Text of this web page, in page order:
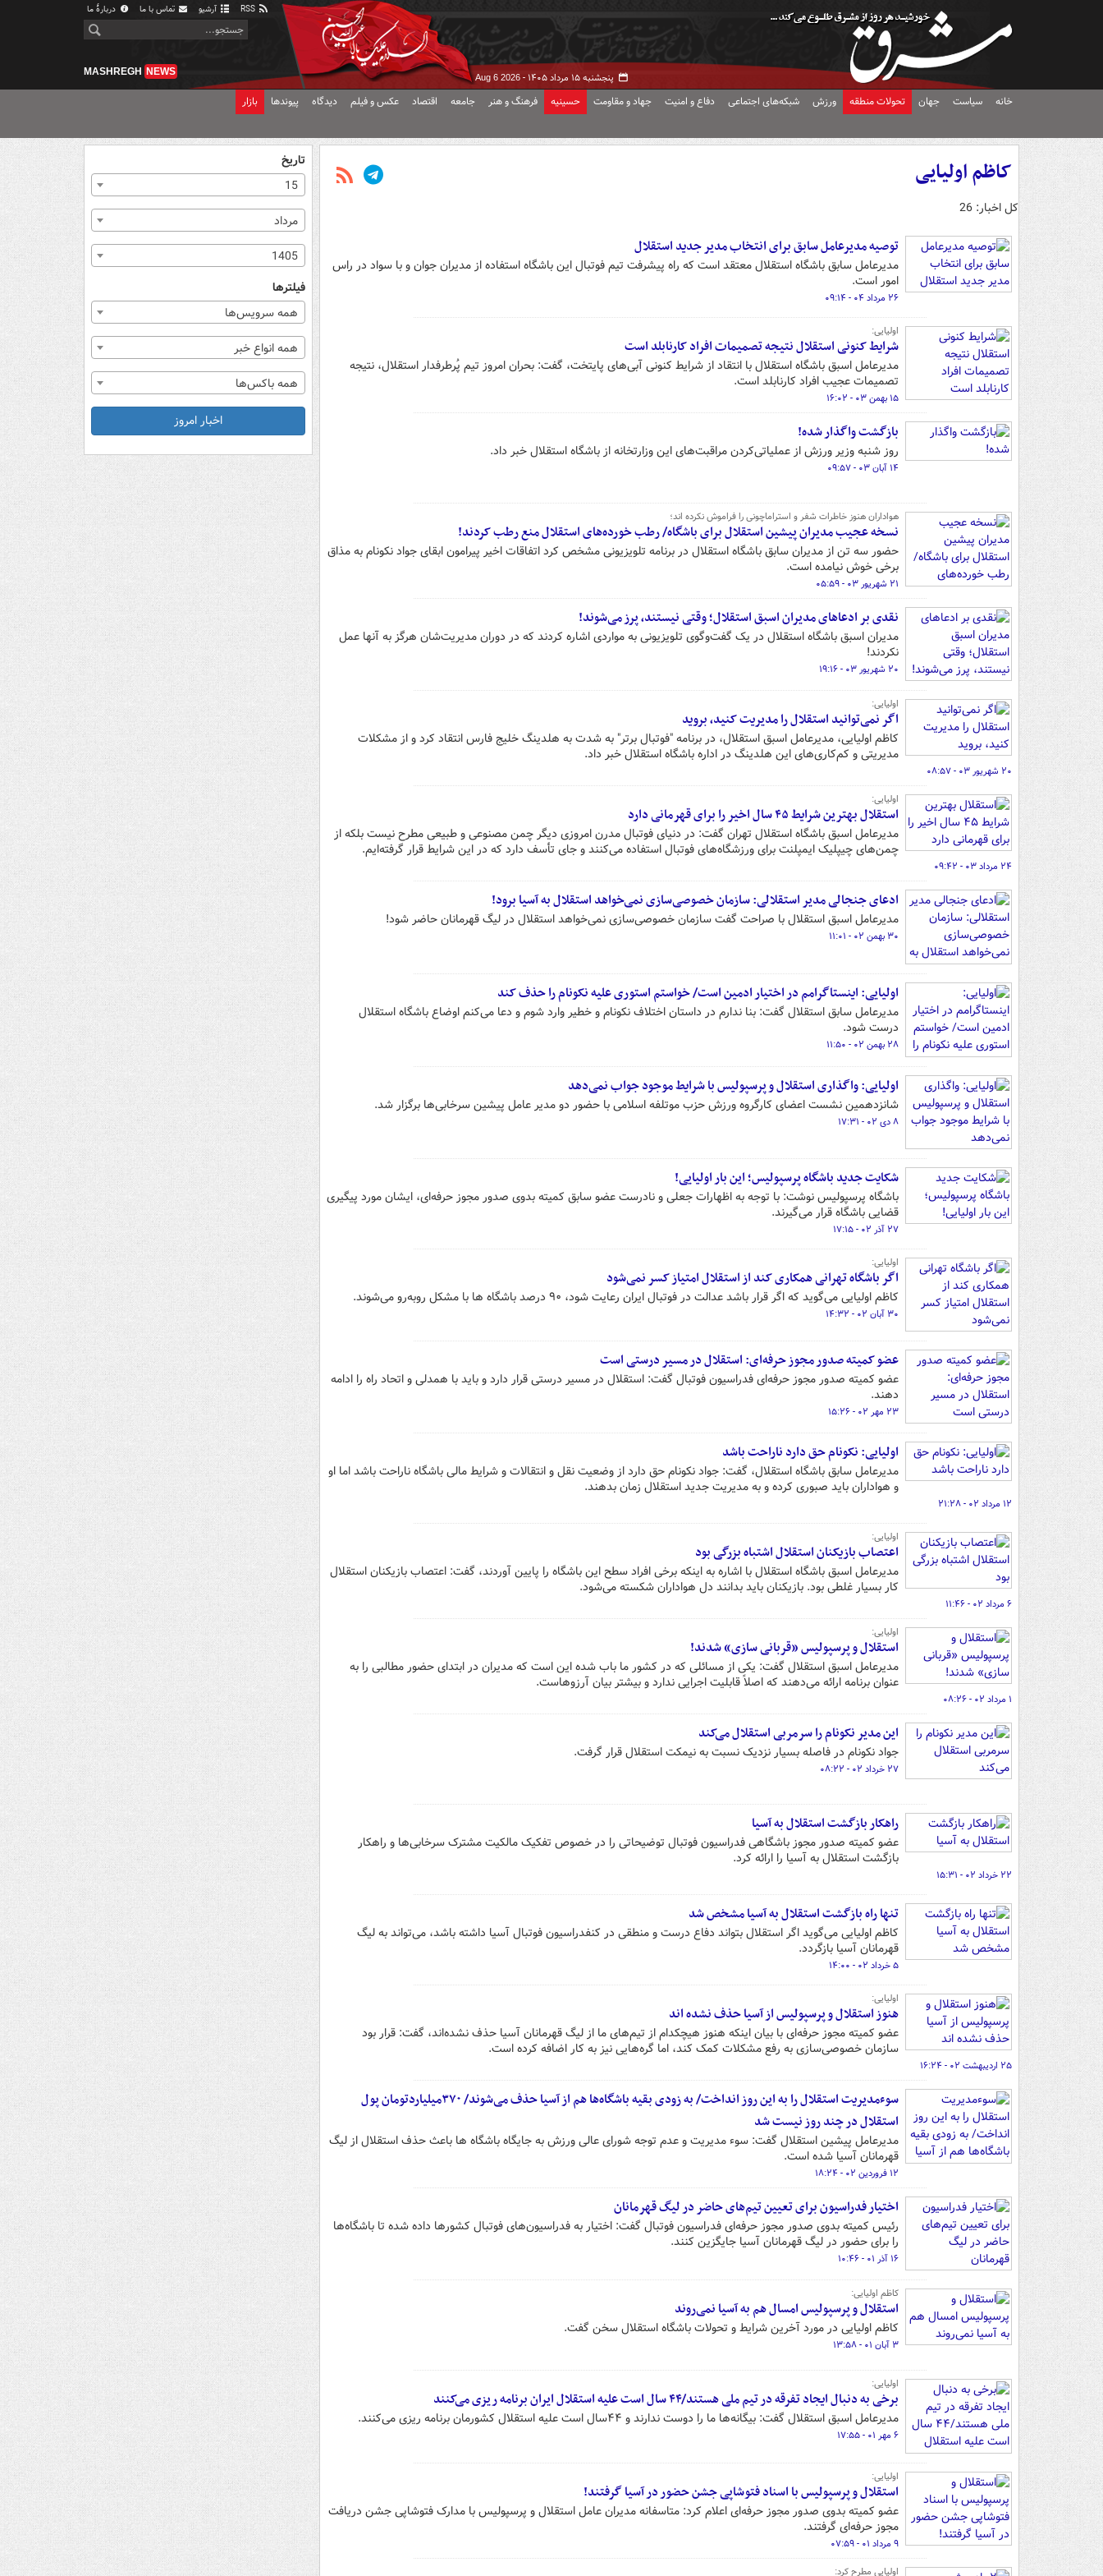
آرشیو تماس با ما دربارهٔ ما
پنجشنبه ۱۵ مرداد ۱۴۰۵ - Aug 6 2026
MASHREGH NEWS
خانه سیاست جهان تحولات منطقه ورزش شبکه‌های اجتماعی دفاع و امنیت جهاد و مقاومت حسینیه فرهنگ و هنر جامعه اقتصاد عکس و فیلم دیدگاه پیوندها بازار
کاظم اولیایی
کل اخبار: 26
توصیه مدیرعامل سابق برای انتخاب مدیر جدید استقلال
مدیرعامل سابق باشگاه استقلال معتقد است که راه پیشرفت تیم فوتبال این باشگاه استفاده از مدیران جوان و با سواد در راس
امور است.
۲۶ مرداد ۰۴ - ۰۹:۱۴
اولیایی:
شرایط کنونی استقلال نتیجه تصمیمات افراد کارنابلد است
مدیرعامل اسبق باشگاه استقلال با انتقاد از شرایط کنونی آبی‌های پایتخت، گفت: بحران امروز تیم پُرطرفدار استقلال، نتیجه
تصمیمات عجیب افراد کارنابلد است.
۱۵ بهمن ۰۳ - ۱۶:۰۲
بازگشت واگذار شده!
روز شنبه وزیر ورزش از عملیاتی‌کردن مراقبت‌های این وزارتخانه از باشگاه استقلال خبر داد.
۱۴ آبان ۰۳ - ۰۹:۵۷
هواداران هنوز خاطرات شفر و استراماچونی را فراموش نکرده اند؛
نسخه عجیب مدیران پیشین استقلال برای باشگاه/ رطب خورده‌های استقلال منع رطب کردند!
حضور سه تن از مدیران سابق باشگاه استقلال در برنامه تلویزیونی مشخص کرد اتفاقات اخیر پیرامون ابقای جواد نکونام به مذاق
برخی خوش نیامده است.
۲۱ شهریور ۰۳ - ۰۵:۵۹
نقدی بر ادعاهای مدیران اسبق استقلال؛ وقتی نیستند، پرز می‌شوند!
مدیران اسبق باشگاه استقلال در یک گفت‌وگوی تلویزیونی به مواردی اشاره کردند که در دوران مدیریت‌شان هرگز به آنها عمل
نکردند!
۲۰ شهریور ۰۳ - ۱۹:۱۶
اولیایی:
اگر نمی‌توانید استقلال را مدیریت کنید، بروید
کاظم اولیایی، مدیرعامل اسبق استقلال، در برنامه "فوتبال برتر" به شدت به هلدینگ خلیج فارس انتقاد کرد و از مشکلات
مدیریتی و کم‌کاری‌های این هلدینگ در اداره باشگاه استقلال خبر داد.
۲۰ شهریور ۰۳ - ۰۸:۵۷
اولیایی:
استقلال بهترین شرایط ۴۵ سال اخیر را برای قهرمانی دارد
مدیرعامل اسبق باشگاه استقلال تهران گفت: در دنیای فوتبال مدرن امروزی دیگر چمن مصنوعی و طبیعی مطرح نیست بلکه از
چمن‌های چیپلیک ایمپلنت برای ورزشگاه‌های فوتبال استفاده می‌کنند و جای تأسف دارد که در این شرایط قرار گرفته‌ایم.
۲۴ مرداد ۰۳ - ۰۹:۴۲
ادعای جنجالی مدیر استقلالی: سازمان خصوصی‌سازی نمی‌خواهد استقلال به آسیا برود!
مدیرعامل اسبق استقلال با صراحت گفت سازمان خصوصی‌سازی نمی‌خواهد استقلال در لیگ قهرمانان حاضر شود!
۳۰ بهمن ۰۲ - ۱۱:۰۱
اولیایی: اینستاگرامم در اختیار ادمین است/ خواستم استوری علیه نکونام را حذف کند
مدیرعامل سابق استقلال گفت: بنا ندارم در داستان اختلاف نکونام و خطیر وارد شوم و دعا می‌کنم اوضاع باشگاه استقلال
درست شود.
۲۸ بهمن ۰۲ - ۱۱:۵۰
اولیایی: واگذاری استقلال و پرسپولیس با شرایط موجود جواب نمی‌دهد
شانزدهمین نشست اعضای کارگروه ورزش حزب موتلفه اسلامی با حضور دو مدیر عامل پیشین سرخابی‌ها برگزار شد.
۸ دی ۰۲ - ۱۷:۳۱
شکایت جدید باشگاه پرسپولیس؛ این بار اولیایی!
باشگاه پرسپولیس نوشت: با توجه به اظهارات جعلی و نادرست عضو سابق کمیته بدوی صدور مجوز حرفه‌ای، ایشان مورد پیگیری
قضایی باشگاه قرار می‌گیرند.
۲۷ آذر ۰۲ - ۱۷:۱۵
اولیایی:
اگر باشگاه تهرانی همکاری کند از استقلال امتیاز کسر نمی‌شود
کاظم اولیایی می‌گوید که اگر قرار باشد عدالت در فوتبال ایران رعایت شود، ۹۰ درصد باشگاه ها با مشکل روبه‌رو می‌شوند.
۳۰ آبان ۰۲ - ۱۴:۳۲
عضو کمیته صدور مجوز حرفه‌ای: استقلال در مسیر درستی است
عضو کمیته صدور مجوز حرفه‌ای فدراسیون فوتبال گفت: استقلال در مسیر درستی قرار دارد و باید با همدلی و اتحاد راه را ادامه
دهند.
۲۳ مهر ۰۲ - ۱۵:۲۶
اولیایی: نکونام حق دارد ناراحت باشد
مدیرعامل سابق باشگاه استقلال، گفت: جواد نکونام حق دارد از وضعیت نقل و انتقالات و شرایط مالی باشگاه ناراحت باشد اما او
و هواداران باید صبوری کرده و به مدیریت جدید استقلال زمان بدهند.
۱۲ مرداد ۰۲ - ۲۱:۲۸
اولیایی:
اعتصاب بازیکنان استقلال اشتباه بزرگی بود
مدیرعامل اسبق باشگاه استقلال با اشاره به اینکه برخی افراد سطح این باشگاه را پایین آوردند، گفت: اعتصاب بازیکنان استقلال
کار بسیار غلطی بود. بازیکنان باید بدانند دل هواداران شکسته می‌شود.
۶ مرداد ۰۲ - ۱۱:۴۶
اولیایی:
استقلال و پرسپولیس «قربانی سازی» شدند!
مدیرعامل اسبق استقلال گفت: یکی از مسائلی که در کشور ما باب شده این است که مدیران در ابتدای حضور مطالبی را به
عنوان برنامه ارائه می‌دهند که اصلاً قابلیت اجرایی ندارد و بیشتر بیان آرزوهاست.
۱ مرداد ۰۲ - ۰۸:۲۶
این مدیر نکونام را سرمربی استقلال می‌کند
جواد نکونام در فاصله بسیار نزدیک نسبت به نیمکت استقلال قرار گرفت.
۲۷ خرداد ۰۲ - ۰۸:۲۲
راهکار بازگشت استقلال به آسیا
عضو کمیته صدور مجوز باشگاهی فدراسیون فوتبال توضیحاتی را در خصوص تفکیک مالکیت مشترک سرخابی‌ها و راهکار
بازگشت استقلال به آسیا را ارائه کرد.
۲۲ خرداد ۰۲ - ۱۵:۳۱
تنها راه بازگشت استقلال به آسیا مشخص شد
کاظم اولیایی می‌گوید اگر استقلال بتواند دفاع درست و منطقی در کنفدراسیون فوتبال آسیا داشته باشد، می‌تواند به لیگ
قهرمانان آسیا بازگردد.
۵ خرداد ۰۲ - ۱۴:۰۰
اولیایی:
هنوز استقلال و پرسپولیس از آسیا حذف نشده اند
عضو کمیته مجوز حرفه‌ای با بیان اینکه هنوز هیچکدام از تیم‌های ما از لیگ قهرمانان آسیا حذف نشده‌اند، گفت: قرار بود
سازمان خصوصی‌سازی به رفع مشکلات کمک کند، اما گره‌هایی نیز به کار اضافه کرده است.
۲۵ اردیبهشت ۰۲ - ۱۶:۲۴
سوءمدیریت استقلال را به این روز انداخت/ به زودی بقیه باشگاه‌ها هم از آسیا حذف می‌شوند/ ۳۷۰میلیاردتومان پول
استقلال در چند روز نیست شد
مدیرعامل پیشین استقلال گفت: سوء مدیریت و عدم توجه شورای عالی ورزش به جایگاه باشگاه ها باعث حذف استقلال از لیگ
قهرمانان آسیا شده است.
۱۲ فروردین ۰۲ - ۱۸:۲۴
اختیار فدراسیون برای تعیین تیم‌های حاضر در لیگ قهرمانان
رئیس کمیته بدوی صدور مجوز حرفه‌ای فدراسیون فوتبال گفت: اختیار به فدراسیون‌های فوتبال کشورها داده شده تا باشگاه‌ها
را برای حضور در لیگ قهرمانان آسیا جایگزین کنند.
۱۶ آذر ۰۱ - ۱۰:۴۶
کاظم اولیایی:
استقلال و پرسپولیس امسال هم به آسیا نمی‌روند
کاظم اولیایی در مورد آخرین شرایط و تحولات باشگاه استقلال سخن گفت.
۳ آبان ۰۱ - ۱۳:۵۸
اولیایی:
برخی به دنبال ایجاد تفرقه در تیم ملی هستند/۴۴ سال است علیه استقلال ایران برنامه ریزی می‌کنند
مدیرعامل اسبق استقلال گفت: بیگانه‌ها ما را دوست ندارند و ۴۴سال است علیه استقلال کشورمان برنامه ریزی می‌کنند.
۶ مهر ۰۱ - ۱۷:۵۵
اولیایی:
استقلال و پرسپولیس با اسناد فتوشاپی جشن حضور در آسیا گرفتند!
عضو کمیته بدوی صدور مجوز حرفه‌ای اعلام کرد: متاسفانه مدیران عامل استقلال و پرسپولیس با مدارک فتوشاپی جشن دریافت
مجوز حرفه‌ای گرفتند.
۹ مرداد ۰۱ - ۰۷:۵۹
اولیایی مطرح کرد:
تاریخ
15
مرداد
1405
فیلترها
همه سرویس‌ها
همه انواع خبر
همه باکس‌ها
اخبار امروز